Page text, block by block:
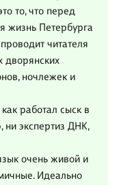
то, что перед
жизнь Петербурга
читателя
дворянских
ночлежек и
работал сыск в
ни экспертиз ДНК,
очень живой и
Идеально